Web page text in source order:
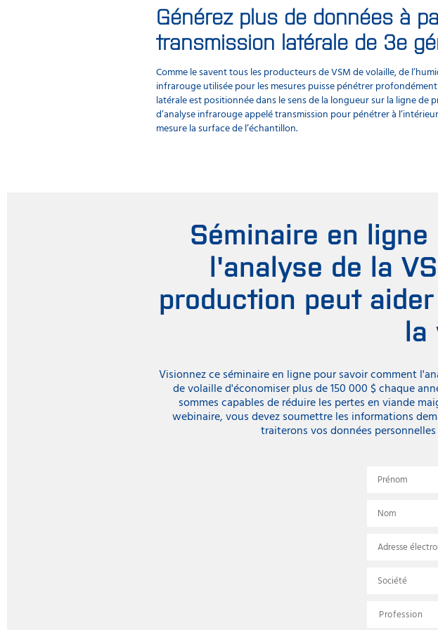
Générez plus de données à
transmission latérale de 3e
Comme le savent tous les producteurs de VSM de volaille, de
infrarouge utilisée pour les mesures puisse pénétrer
latérale est positionnée dans le sens de la longueur sur la ligne
d’analyse infrarouge appelé transmission pour pénétrer à
mesure la surface de l’échantillon.
Séminaire en
l'analyse de la
production peut
la
Visionnez ce séminaire en ligne pour savoir comment
de volaille d'économiser plus de 150 000 $ chaque
sommes capables de réduire les pertes en viande
webinaire, vous devez soumettre les informations
traiterons vos données
Prénom
Nom
Adresse
Société